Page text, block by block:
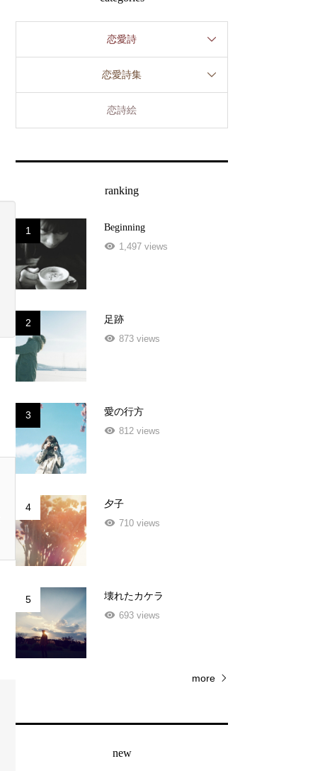
恋愛詩
恋愛詩集
恋詩絵
ranking
1
Beginning
1,497 views
2
足跡
873 views
3
愛の行方
812 views
4
夕子
710 views
5
壊れたカケラ
693 views
more
new